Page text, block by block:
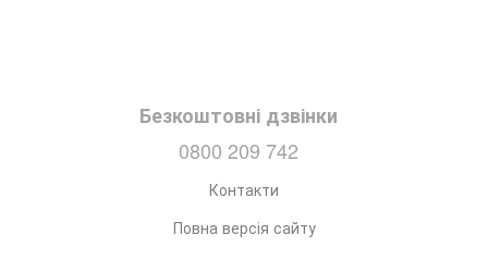
Безкоштовні дзвінки
0800 209 742
Контакти
Повна версія сайту